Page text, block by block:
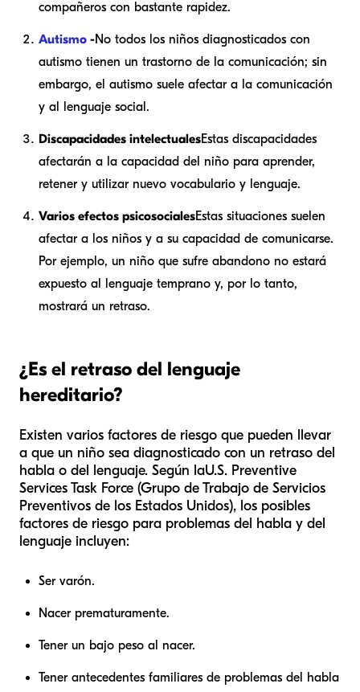
compañeros con bastante rapidez.
Autismo -No todos los niños diagnosticados con
autismo tienen un trastorno de la comunicación; sin
embargo, el autismo suele afectar a la comunicación
y al lenguaje social.
Discapacidades intelectualesEstas discapacidades
afectarán a la capacidad del niño para aprender,
retener y utilizar nuevo vocabulario y lenguaje.
Varios efectos psicosocialesEstas situaciones suelen
afectar a los niños y a su capacidad de comunicarse.
Por ejemplo, un niño que sufre abandono no estará
expuesto al lenguaje temprano y, por lo tanto,
mostrará un retraso.
¿Es el retraso del lenguaje
hereditario?
Existen varios factores de riesgo que pueden llevar
a que un niño sea diagnosticado con un retraso del
habla o del lenguaje. Según laU.S. Preventive
Services Task Force (Grupo de Trabajo de Servicios
Preventivos de los Estados Unidos), los posibles
factores de riesgo para problemas del habla y del
lenguaje incluyen:
Ser varón.
Nacer prematuramente.
Tener un bajo peso al nacer.
Tener antecedentes familiares de problemas del habla